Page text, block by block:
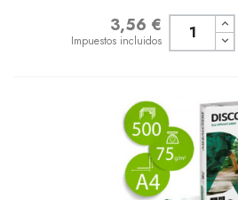
3,56 €
Impuestos incluidos